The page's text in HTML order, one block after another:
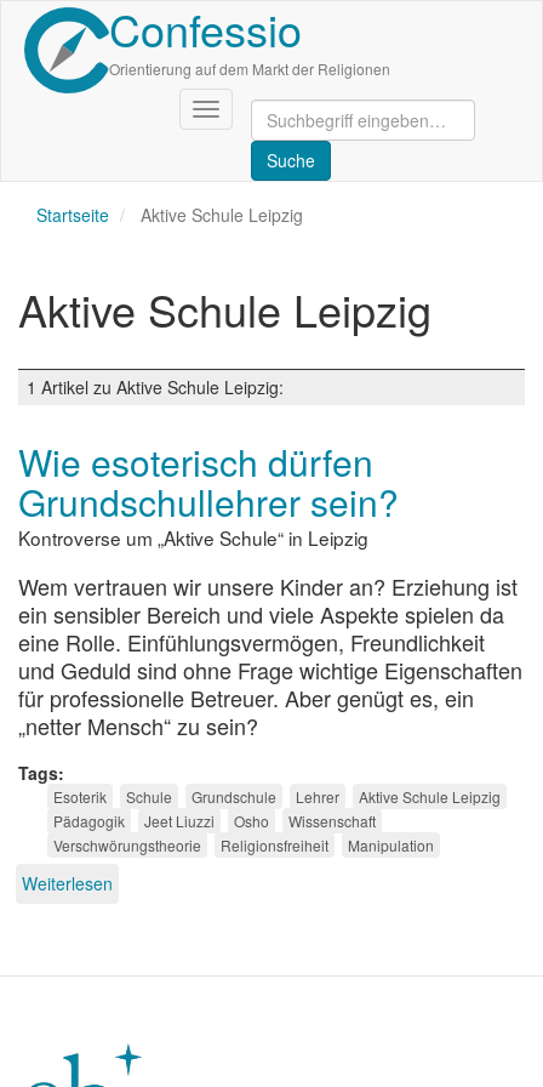
Direkt
zum
Inhalt
Confessio
Orientierung auf dem Markt der Religionen
Navigation
aktivieren/deaktivieren
Startseite Aktive Schule Leipzig
Aktive Schule Leipzig
1 Artikel zu Aktive Schule Leipzig:
Wie esoterisch dürfen
Grundschullehrer sein?
Kontroverse um „Aktive Schule“ in Leipzig
Wem vertrauen wir unsere Kinder an? Erziehung ist
ein sensibler Bereich und viele Aspekte spielen da
eine Rolle. Einfühlungsvermögen, Freundlichkeit
und Geduld sind ohne Frage wichtige Eigenschaften
für professionelle Betreuer. Aber genügt es, ein
„netter Mensch“ zu sein?
Tags
Esoterik Schule Grundschule Lehrer
Aktive Schule Leipzig
Pädagogik
Jeet Liuzzi Osho
Wissenschaft
Verschwörungstheorie
Religionsfreiheit Manipulation
Weiterlesen
Grundschullehrer